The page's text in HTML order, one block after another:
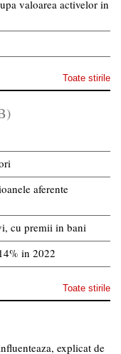
valoarea activelor in
Toate stirile
aferente
cu premii in bani
in 2022
Toate stirile
explicat de